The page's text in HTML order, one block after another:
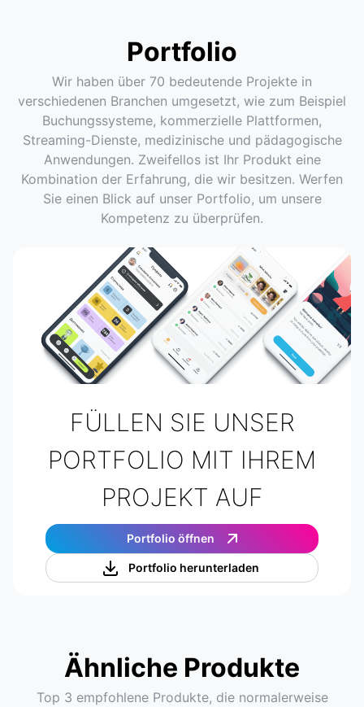
Portfolio
Wir haben über 70 bedeutende Projekte in
verschiedenen Branchen umgesetzt, wie zum Beispiel
Buchungssysteme, kommerzielle Plattformen,
Streaming-Dienste, medizinische und pädagogische
Anwendungen. Zweifellos ist Ihr Produkt eine
Kombination der Erfahrung, die wir besitzen. Werfen
Sie einen Blick auf unser Portfolio, um unsere
Kompetenz zu überprüfen.
FÜLLEN SIE UNSER
PORTFOLIO MIT IHREM
PROJEKT AUF
Portfolio öffnen
Portfolio herunterladen
Ähnliche Produkte
Top 3 empfohlene Produkte, die normalerweise